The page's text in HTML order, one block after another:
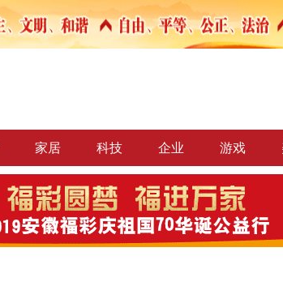
家居 科技 企业 游戏